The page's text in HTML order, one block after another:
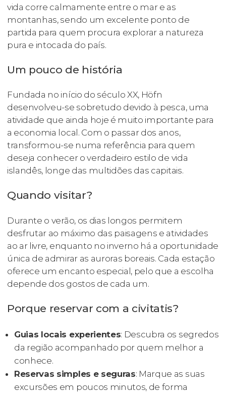
vida corre calmamente entre o mar e as
montanhas, sendo um excelente ponto de
partida para quem procura explorar a natureza
pura e intocada do país.
Um pouco de história
Fundada no início do século XX, Höfn
desenvolveu-se sobretudo devido à pesca, uma
atividade que ainda hoje é muito importante para
a economia local. Com o passar dos anos,
transformou-se numa referência para quem
deseja conhecer o verdadeiro estilo de vida
islandês, longe das multidões das capitais.
Quando visitar?
Durante o verão, os dias longos permitem
desfrutar ao máximo das paisagens e atividades
ao ar livre, enquanto no inverno há a oportunidade
única de admirar as auroras boreais. Cada estação
oferece um encanto especial, pelo que a escolha
depende dos gostos de cada um.
Porque reservar com a civitatis?
Guias locais experientes: Descubra os segredos
da região acompanhado por quem melhor a
conhece.
Reservas simples e seguras: Marque as suas
excursões em poucos minutos, de forma